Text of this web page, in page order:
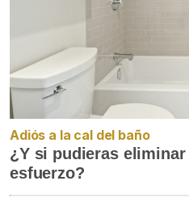
Adiós a la cal del baño
¿Y si pudieras
esfuerzo?